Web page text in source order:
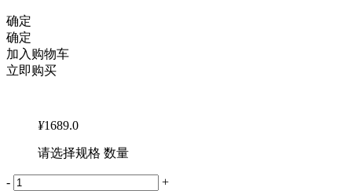
确定
确定
加入购物车
立即购买
¥1689.0
请选择规格 数量
-
+